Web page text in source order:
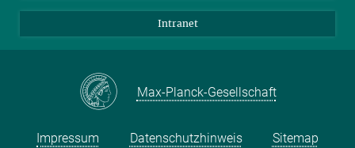
Schulen
Studierende
YouTube
Intranet
Max-Planck-Gesellschaft
Impressum Datenschutzhinweis Sitemap